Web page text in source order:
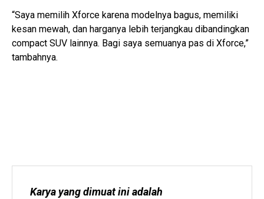
“Saya memilih Xforce karena modelnya bagus, memiliki
kesan mewah, dan harganya lebih terjangkau dibandingkan
compact SUV lainnya. Bagi saya semuanya pas di Xforce,”
tambahnya.
Karya yang dimuat ini adalah